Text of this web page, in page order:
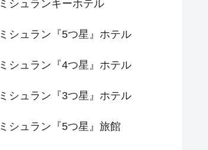
ミシュランキーホテル
ミシュラン『5つ星』ホテル
ミシュラン『4つ星』ホテル
ミシュラン『3つ星』ホテル
ミシュラン『5つ星』旅館